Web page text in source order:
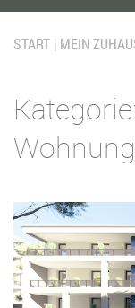
START MEIN
Wohnung